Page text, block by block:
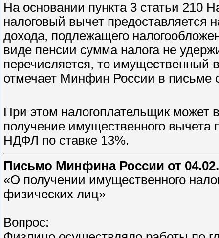
На основании пункта 3 статьи 210
налоговый вычет предоставляется
дохода, подлежащего
виде пенсии сумма налога не
перечисляется, то имущественный
отмечает Минфин России в письме
При этом налогоплательщик может
получение имущественного
НДФЛ по ставке 13%.
Письмо Минфина России от
«О получении имущественного
физических лиц»
Вопрос: